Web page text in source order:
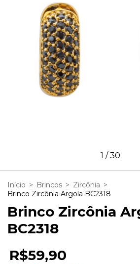
1 /30
Início > Brincos > Zircônia >
Brinco Zircônia Argola BC2318
Brinco Zircônia
BC2318
R$59,90